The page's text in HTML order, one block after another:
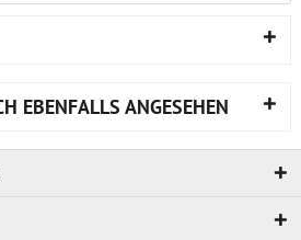
EBENFALLS ANGESEHEN